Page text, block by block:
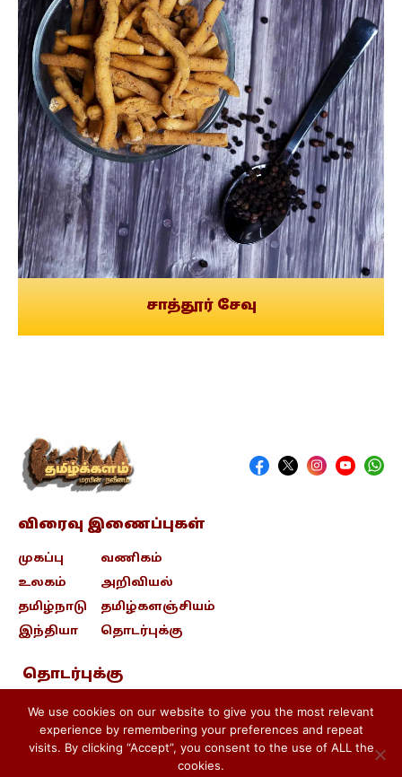
சாத்தூர் சேவு
விரைவு இணைப்புகள்
முகப்பு
உலகம்
தமிழ்நாடு
இந்தியா
வணிகம்
அறிவியல்
தமிழ்களஞ்சியம்
தொடர்புக்கு
தொடர்புக்கு
contact@tamizhkalam.com
Privacy Policy . Cookie Policy .
We use cookies on our website to give you the most relevant
experience by remembering your preferences and repeat
visits. By clicking “Accept”, you consent to the use of ALL the
cookies.